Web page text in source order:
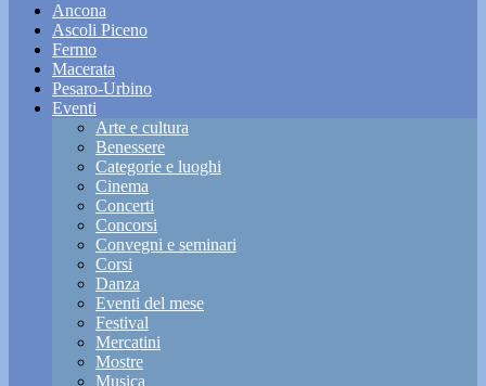
Ancona
Ascoli Piceno
Fermo
Macerata
Pesaro-Urbino
Eventi
Arte e cultura
Benessere
Categorie e luoghi
Cinema
Concerti
Concorsi
Convegni e seminari
Corsi
Danza
Eventi del mese
Festival
Mercatini
Mostre
Musica